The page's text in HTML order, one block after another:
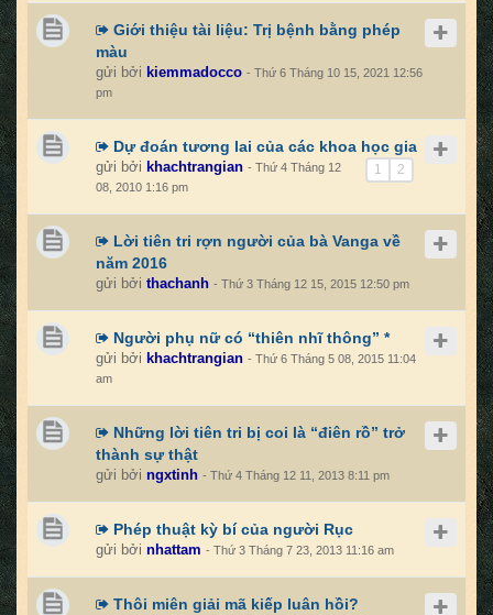
Giới thiệu tài liệu: Trị bệnh bằng phép
màu
gửi bởi kiemmadocco - Thứ 6 Tháng 10 15, 2021 12:56
pm
Dự đoán tương lai của các khoa học gia
1 2
gửi bởi khachtrangian - Thứ 4 Tháng 12
08, 2010 1:16 pm
Lời tiên tri rợn người của bà Vanga về
năm 2016
gửi bởi thachanh - Thứ 3 Tháng 12 15, 2015 12:50 pm
Người phụ nữ có “thiên nhĩ thông” *
gửi bởi khachtrangian - Thứ 6 Tháng 5 08, 2015 11:04
am
Những lời tiên tri bị coi là “điên rồ” trở
thành sự thật
gửi bởi ngxtinh - Thứ 4 Tháng 12 11, 2013 8:11 pm
Phép thuật kỳ bí của người Rục
gửi bởi nhattam - Thứ 3 Tháng 7 23, 2013 11:16 am
Thôi miên giải mã kiếp luân hồi?